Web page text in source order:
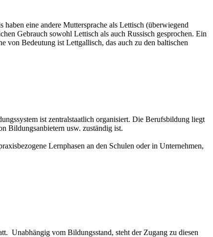
eine andere Muttersprache als Lettisch (überwiegend
Gebrauch sowohl Lettisch als auch Russisch gesprochen. Ein
von Bedeutung ist Lettgallisch, das auch zu den baltischen
ist zentralstaatlich organisiert. Die Berufsbildung liegt
Bildungsanbietern usw. zuständig ist.
Lernphasen an den Schulen oder in Unternehmen,
Unabhängig vom Bildungsstand, steht der Zugang zu diesen